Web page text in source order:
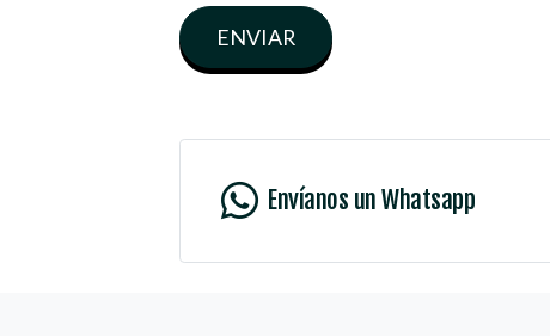
ENVIAR
Envíanos un Whatsapp